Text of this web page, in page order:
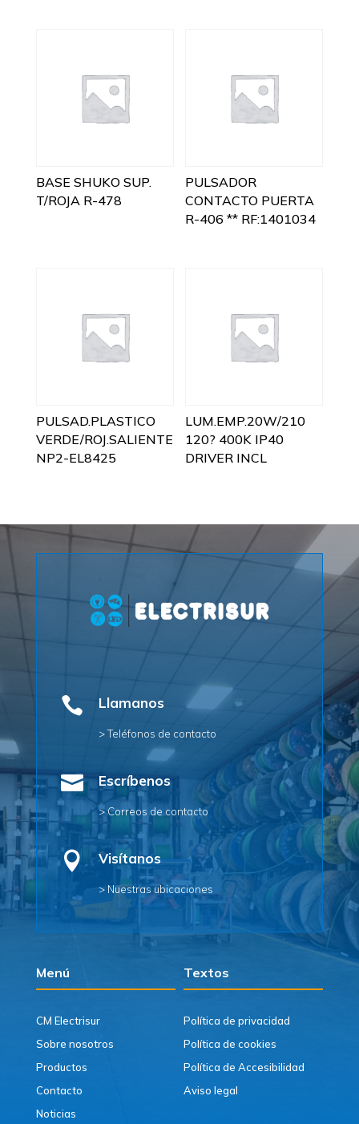
BASE SHUKO SUP.
T/ROJA R-478
PULSADOR
CONTACTO PUERTA
R-406 ** RF:1401034
PULSAD.PLASTICO
VERDE/ROJ.SALIENTE
NP2-EL8425
LUM.EMP.20W/210
120? 400K IP40
DRIVER INCL
 Llamanos
> Teléfonos de contacto
 Escríbenos
> Correos de contacto
 Visítanos
> Nuestras ubicaciones
Menú Textos
CM Electrisur
Sobre nosotros
Productos
Contacto
Noticias
Política de privacidad
Política de cookies
Política de Accesibilidad
Aviso legal